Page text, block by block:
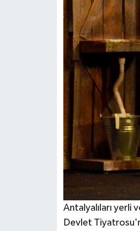
Antalyalıları yerli
Devlet